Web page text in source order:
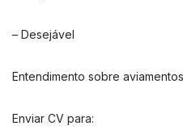
– Desejável
Entendimento sobre
Enviar CV para: